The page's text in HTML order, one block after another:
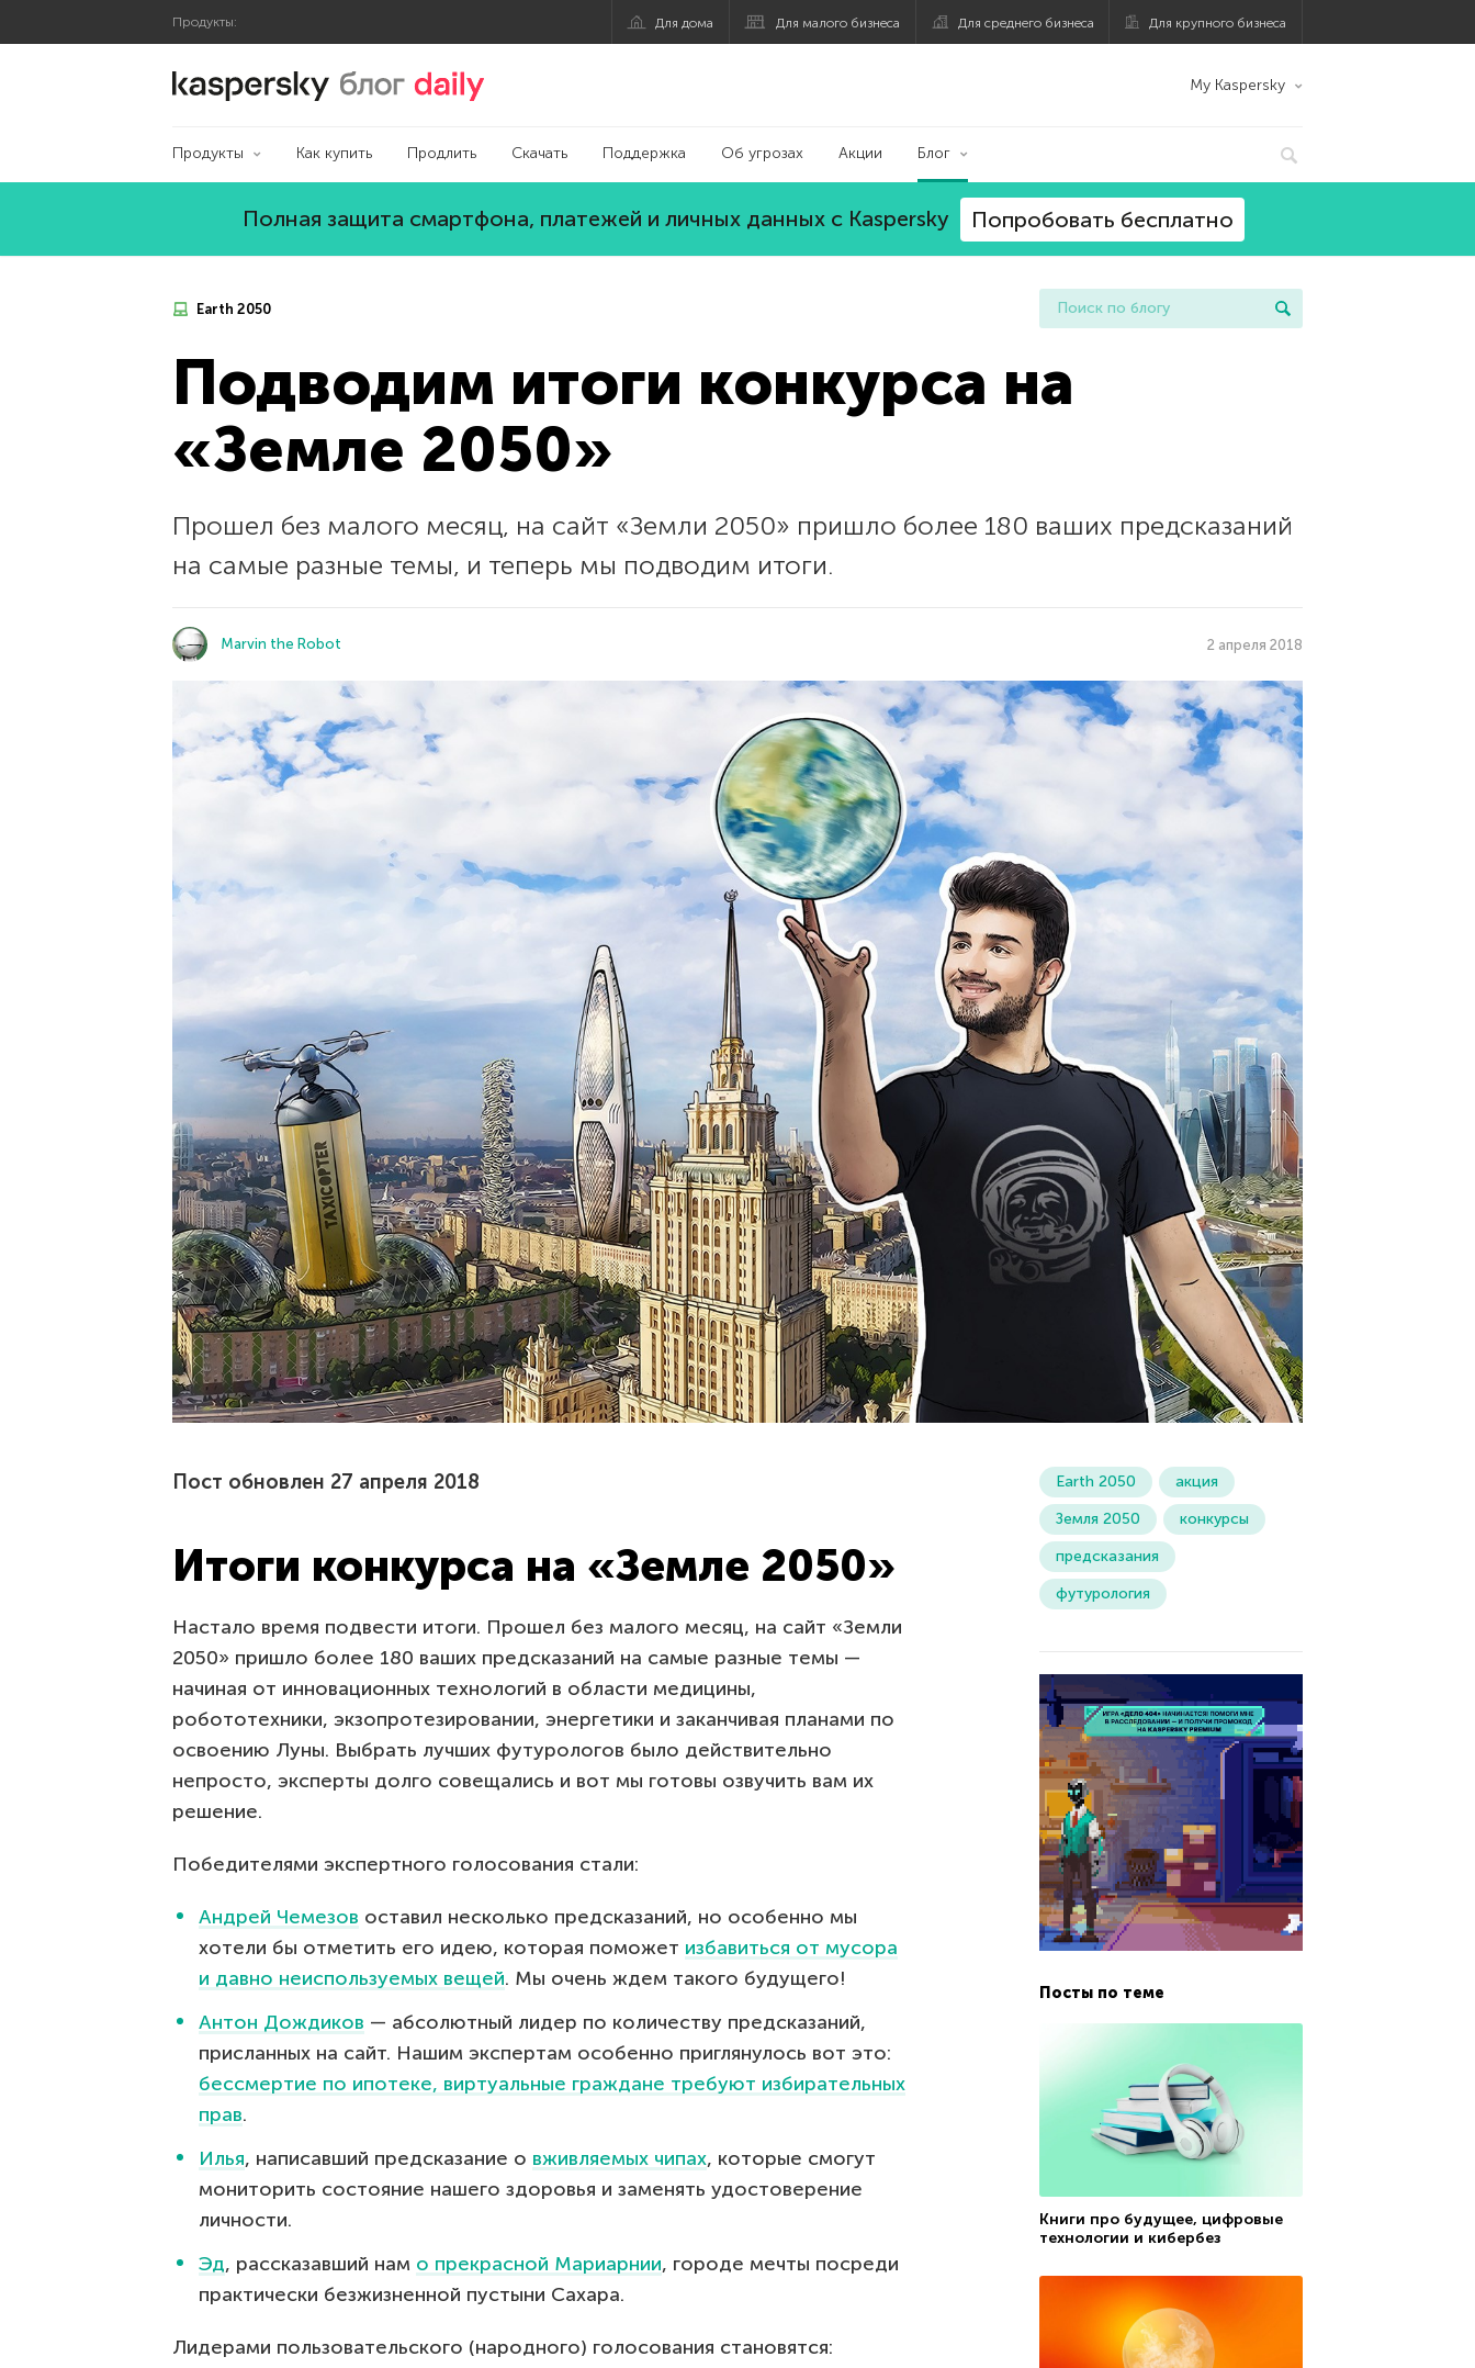
Продукты: Для дома Для малого бизнеса Для среднего бизнеса Для крупного бизнеса
Блог Касперского My Kaspersky
Продукты Как купить Продлить Скачать Поддержка Об угрозах Акции Блог
Полная защита смартфона, платежей и личных данных с Kaspersky Попробовать бесплатно
Earth 2050
Подводим итоги конкурса на
«Земле 2050»
Прошел без малого месяц, на сайт «Земли 2050» пришло более 180 ваших предсказаний
на самые разные темы, и теперь мы подводим итоги.
Marvin the Robot 2 апреля 2018
Пост обновлен 27 апреля 2018
Итоги конкурса на «Земле 2050»
Настало время подвести итоги. Прошел без малого месяц, на сайт «Земли
2050» пришло более 180 ваших предсказаний на самые разные темы —
начиная от инновационных технологий в области медицины,
робототехники, экзопротезировании, энергетики и заканчивая планами по
освоению Луны. Выбрать лучших футурологов было действительно
непросто, эксперты долго совещались и вот мы готовы озвучить вам их
решение.
Победителями экспертного голосования стали:
Андрей Чемезов оставил несколько предсказаний, но особенно мы
хотели бы отметить его идею, которая поможет избавиться от мусора
и давно неиспользуемых вещей. Мы очень ждем такого будущего!
Антон Дождиков — абсолютный лидер по количеству предсказаний,
присланных на сайт. Нашим экспертам особенно приглянулось вот это:
бессмертие по ипотеке, виртуальные граждане требуют избирательных
прав.
Илья, написавший предсказание о вживляемых чипах, которые смогут
мониторить состояние нашего здоровья и заменять удостоверение
личности.
Эд, рассказавший нам о прекрасной Мариарнии, городе мечты посреди
практически безжизненной пустыни Сахара.
Лидерами пользовательского (народного) голосования становятся:
Earth 2050
акция
Земля 2050
конкурсы
предсказания
футурология
Посты по теме
Книги про будущее, цифровые
технологии и кибербез